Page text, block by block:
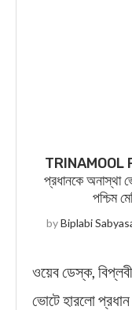
TRINAMOOL
প্রধানকে অনাস্থা
পশ্চিম
byBiplabi
ওয়েব ডেস্ক,
ভোটে হারলো